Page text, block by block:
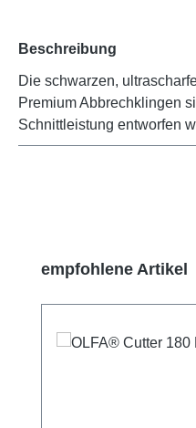
Beschreibung
Die schwarzen,
Premium Abbrechklingen
Schnittleistung entworfen
Produktgalerie
empfohlene Artikel